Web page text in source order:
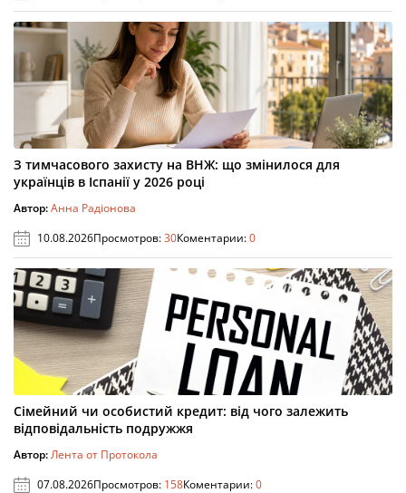
З тимчасового захисту на ВНЖ: що змінилося для
українців в Іспанії у 2026 році
Автор:Анна Радіонова
10.08.2026Просмотров:30Коментарии:0
Сімейний чи особистий кредит: від чого залежить
відповідальність подружжя
Автор:Лента от Протокола
07.08.2026Просмотров: 158Коментарии:0